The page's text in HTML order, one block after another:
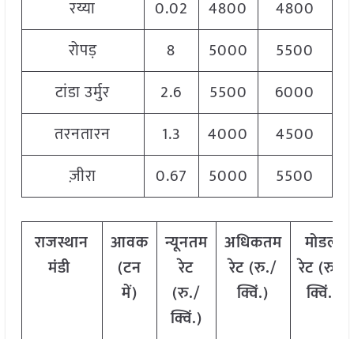
रय्या 0.02 4800 4800
रोपड़
8 5000 5500
टांडा उर्मुर
2.6 5500 6000
तरनतारन
1.3 4000 4500
ज़ीरा
0.67 5000 5500
राजस्थान
मंडी
आवक
(टन
में)
न्यूनतम
रेट
(रु./
क्विं.)
अधिकतम
रेट (रु./
क्विं.)
मोडल
रेट (रु./
क्विं.)